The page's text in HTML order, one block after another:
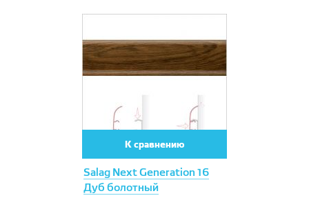
Salag Next Generation 16
Дуб болотный
К сравнению